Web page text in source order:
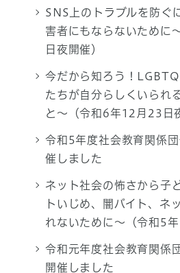
SNS上のトラブルを防ぐ
害者にもならないために
日夜開催）
今だから知ろう！
たちが自分らしくいられ
と〜（令和6年12月23日
令和5年度社会教育関係
催しました
ネット社会の怖さから子
トいじめ、闇バイト、ネ
れないために〜（令和5
令和元年度社会教育関係
開催しました